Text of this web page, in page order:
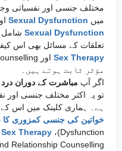
مختلف جنسی اور نفسیاتی
میں Sexual Dysfunction
Sexual Dysfunction شامل
تعلقات کے مسائل بھی اس
Sex Therapy
مؤثر ثابت ہوتے ہیں۔
اگر آپ مباشرت کے دوران درد
تو یہ اکثر مختلف جنسی اور
ہے۔ ہماری کلینک میں اس
خواتین کی جنسی کمزوری کا
Dysfunction)،
Sex Therapy